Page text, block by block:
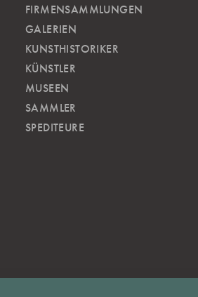
FIRMENSAMMLUNGEN
GALERIEN
KUNSTHISTORIKER
KÜNSTLER
MUSEEN
SAMMLER
SPEDITEURE